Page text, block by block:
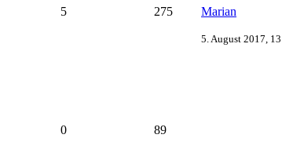
5 275 Marian
5. August 2017,
0 89